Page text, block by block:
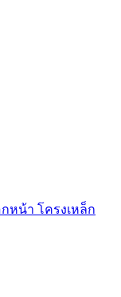
หน้า โครงเหล็ก